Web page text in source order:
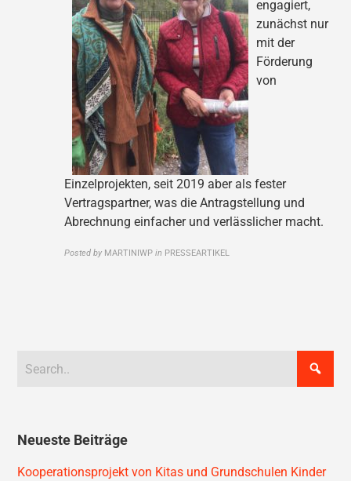
engagiert,
zunächst nur
mit der
Förderung
von
Einzelprojekten, seit 2019 aber als fester
Vertragspartner, was die Antragstellung und
Abrechnung einfacher und verlässlicher macht.
Posted by MARTINIWP in PRESSEARTIKEL
Neueste Beiträge
Kooperationsprojekt von Kitas und Grundschulen Kinder